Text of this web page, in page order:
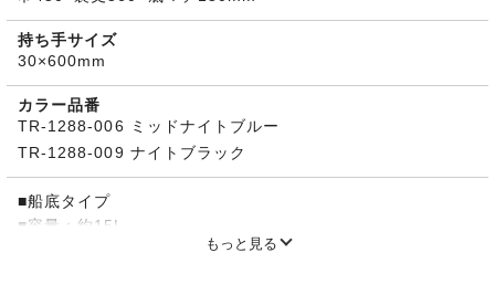
持ち手サイズ
30×600mm
カラー品番
TR-1288-006 ミッドナイトブルー
TR-1288-009 ナイトブラック
■船底タイプ
■容量：約15L
もっと見る